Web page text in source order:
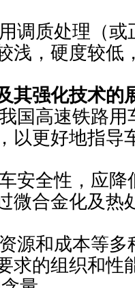
调质处理（或
浅，硬度较低
其强化技术的
高速铁路用
以更好地指导
全性，应降
微合金化及热
和成本等多
求的组织和性